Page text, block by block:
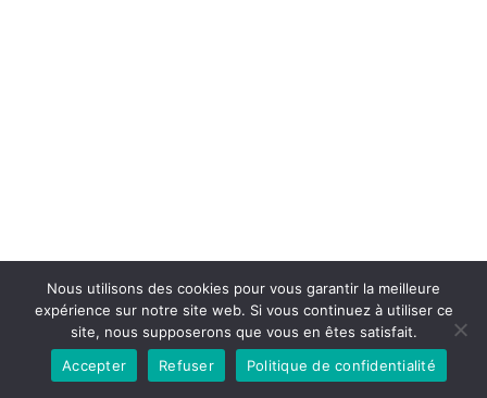
Nous utilisons des cookies pour vous garantir la meilleure
expérience sur notre site web. Si vous continuez à utiliser ce
site, nous supposerons que vous en êtes satisfait.
Accepter
Refuser Politique de confidentialité